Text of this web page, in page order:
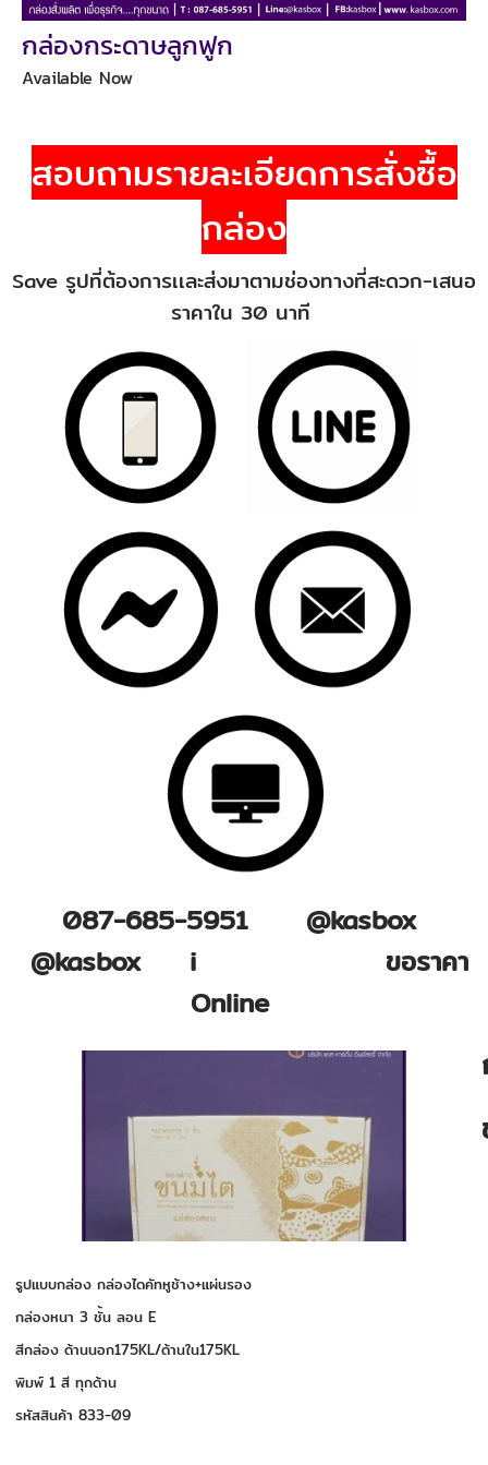
กล่องกระดาษลูกฟูก
Available Now
สอบถามรายละเอียดการสั่งซื้อ
กล่อง
Save รูปที่ต้องการเเละส่งมาตามช่องทางที่สะดวก-เสนอ
ราคาใน 30 นาที
087-685-5951 @kasbox
@kasbox info@kasbox
ขอราคา
Online
รูปแบบกล่อง กล่องไดคัทหูช้าง+แผ่นรอง
กล่องหนา 3 ชั้น ลอน E
สีกล่อง ด้านนอก175KL/ด้านใน175KL
พิมพ์ 1 สี ทุกด้าน
รหัสสินค้า 833-09